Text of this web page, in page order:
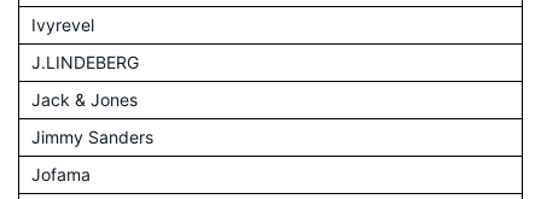
Ivyrevel
J.LINDEBERG
Jack & Jones
Jimmy Sanders
Jofama